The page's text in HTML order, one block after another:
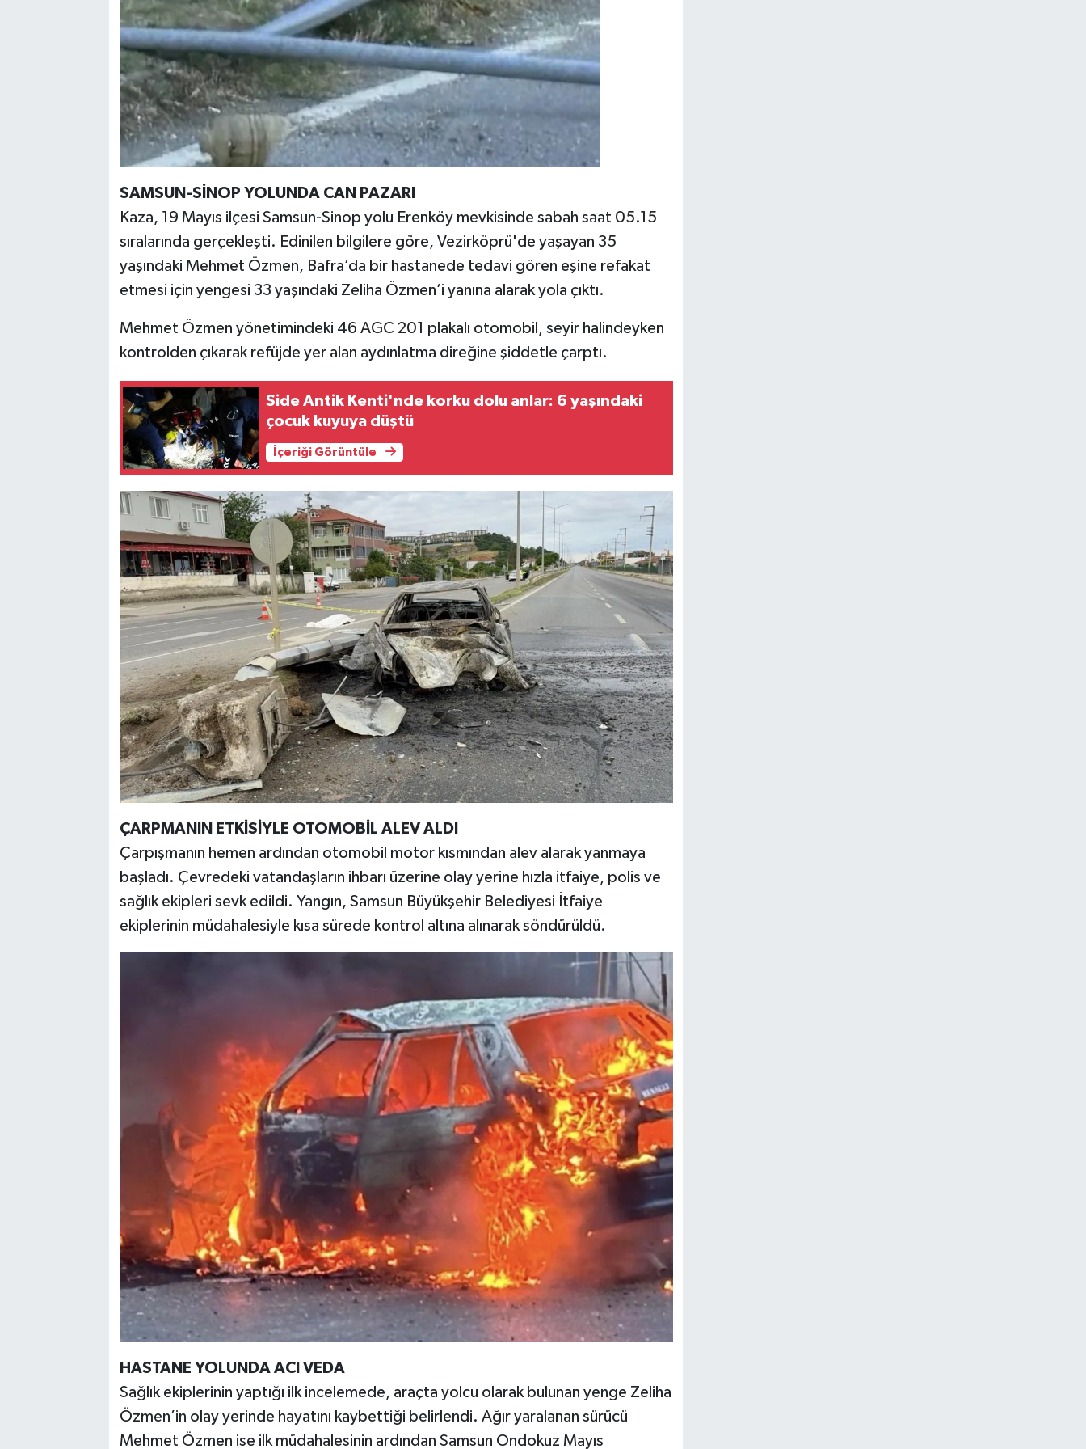
SAMSUN-SİNOP YOLUNDA CAN PAZARI
Kaza, 19 Mayıs ilçesi Samsun-Sinop yolu Erenköy mevkisinde sabah saat 05.15
sıralarında gerçekleşti. Edinilen bilgilere göre, Vezirköprü'de yaşayan 35
yaşındaki Mehmet Özmen, Bafra’da bir hastanede tedavi gören eşine refakat
etmesi için yengesi 33 yaşındaki Zeliha Özmen’i yanına alarak yola çıktı.
Mehmet Özmen yönetimindeki 46 AGC 201 plakalı otomobil, seyir halindeyken
kontrolden çıkarak refüjde yer alan aydınlatma direğine şiddetle çarptı.
Side Antik Kenti'nde korku dolu anlar: 6 yaşındaki
çocuk kuyuya düştü
İçeriği Görüntüle
ÇARPMANIN ETKİSİYLE OTOMOBİL ALEV ALDI
Çarpışmanın hemen ardından otomobil motor kısmından alev alarak yanmaya
başladı. Çevredeki vatandaşların ihbarı üzerine olay yerine hızla itfaiye, polis ve
sağlık ekipleri sevk edildi. Yangın, Samsun Büyükşehir Belediyesi İtfaiye
ekiplerinin müdahalesiyle kısa sürede kontrol altına alınarak söndürüldü.
HASTANE YOLUNDA ACI VEDA
Sağlık ekiplerinin yaptığı ilk incelemede, araçta yolcu olarak bulunan yenge Zeliha
Özmen’in olay yerinde hayatını kaybettiği belirlendi. Ağır yaralanan sürücü
Mehmet Özmen ise ilk müdahalesinin ardından Samsun Ondokuz Mayıs